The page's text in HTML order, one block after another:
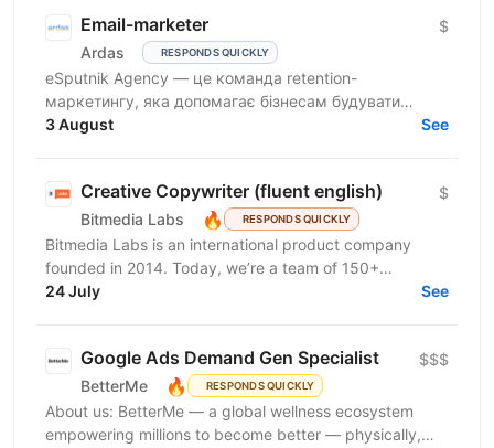
Email-marketer
Ardas RESPONDS QUICKLY
$
eSputnik Agency — це команда retention-
маркетингу, яка допомагає бізнесам будувати
ефективні комунікації з клієнтами за допомогою
3 August See
Creative Copywriter (fluent english)
Bitmedia Labs 🔥 RESPONDS QUICKLY
$
Bitmedia Labs is an international product company
founded in 2014. Today, we’re a team of 150+
specialists working globally, building products used
24 July See
Google Ads Demand Gen Specialist
BetterMe 🔥 RESPONDS QUICKLY
$$$
About us: BetterMe — a global wellness ecosystem
empowering millions to become better — physically,